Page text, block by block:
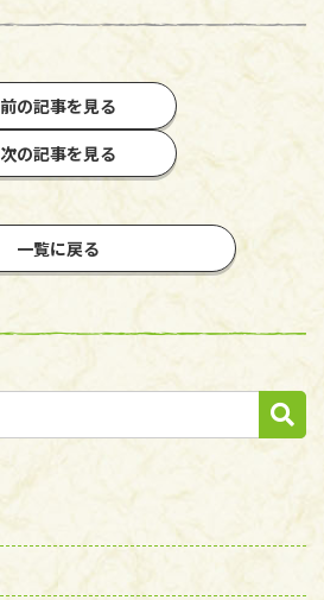
前の記事を見る
次の記事を見る
一覧に戻る